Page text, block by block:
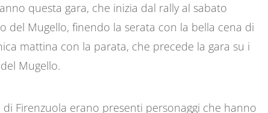
questa gara, che inizia dal rally al sabato
del Mugello, finendo la serata con la bella cena di
mattina con la parata, che precede la gara su i
Mugello.
Firenzuola erano presenti personaggi che hanno